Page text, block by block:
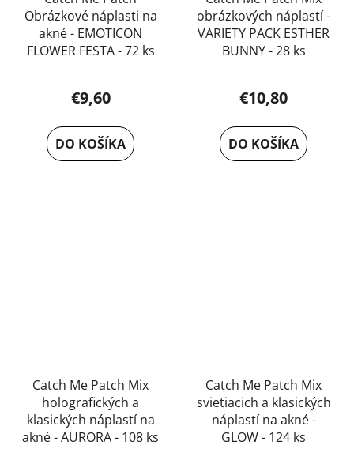
Obrázkové náplasti na
akné - EMOTICON
FLOWER FESTA - 72 ks
€9,60
DO KOŠÍKA
obrázkových náplastí -
VARIETY PACK ESTHER
BUNNY - 28 ks
€10,80
DO KOŠÍKA
Catch Me Patch Mix
holografických a
klasických náplastí na
akné - AURORA - 108 ks
Catch Me Patch Mix
svietiacich a klasických
náplastí na akné -
GLOW - 124 ks